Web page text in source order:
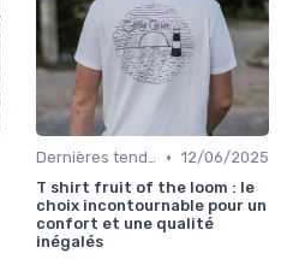
Dernières tendances • 12/06/2025
T shirt fruit of the loom : le
choix incontournable pour un
confort et une qualité
inégalés